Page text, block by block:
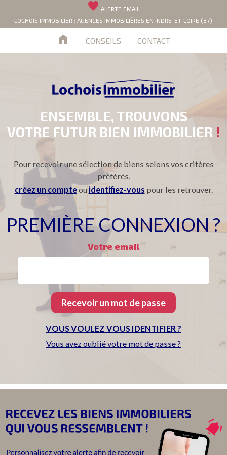
favorite ALERTE EMAIL
LOCHOIS IMMOBILIER : AGENCES IMMOBILIÈRES EN INDRE-ET-LOIRE (37)
home CONSEILS CONTACT
ENSEMBLE, TROUVONS
VOTRE FUTUR BIEN IMMOBILIER !
Pour recevoir une sélection de biens selons vos critères
préférés,
créez un compteou identifiez-vous pour les retrouver.
PREMIÈRE CONNEXION ?
Votre email
VOUS VOULEZ VOUS IDENTIFIER ?
Vous avez oublié votre mot de passe ?